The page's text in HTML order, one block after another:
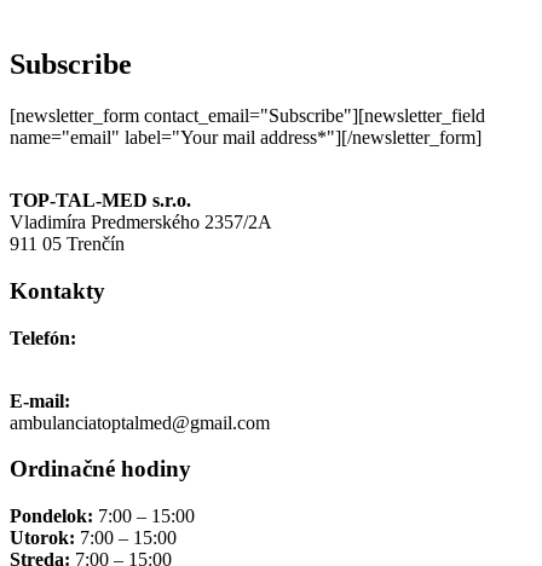
Subscribe
[newsletter_form contact_email="Subscribe"][newsletter_field
name="email" label="Your mail address*"][/newsletter_form]
TOP-TAL-MED s.r.o.
Vladimíra Predmerského 2357/2A
911 05 Trenčín
Kontakty
Telefón:
E-mail:
ambulanciatoptalmed@gmail.com
Ordinačné hodiny
Pondelok: 7:00 – 15:00
Utorok: 7:00 – 15:00
Streda: 7:00 – 15:00